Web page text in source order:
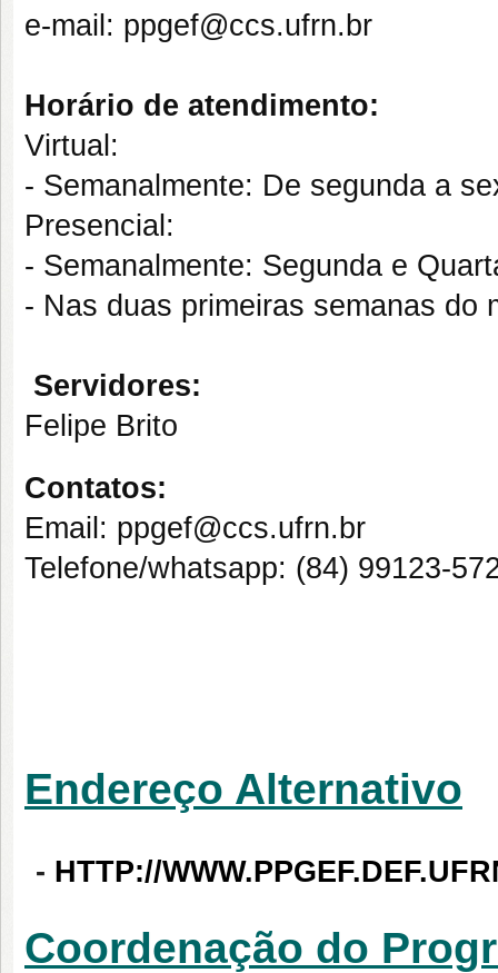
e-mail: ppgef@ccs.ufrn.br
Horário de atendimento:
Virtual:
- Semanalmente: De segunda a
Presencial:
- Semanalmente: Segunda e
- Nas duas primeiras semanas do
Servidores:
Felipe Brito
Contatos:
Email: ppgef@ccs.ufrn.br
Telefone/whatsapp: (84) 99123-
Endereço Alternativo
- HTTP://
Coordenação do